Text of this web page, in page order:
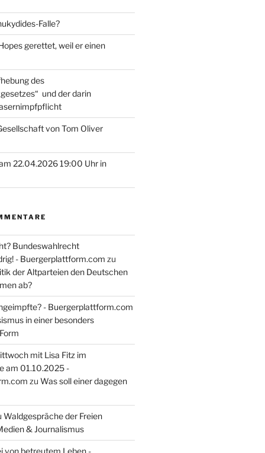
Falle?
gerettet, weil er einen
des
und der darin
von Tom Oliver
22.04.2026 19:00 Uhr in
Bundeswahlrecht
- Buergerplattform.com zu
der Altparteien den Deutschen
ab?
- Buergerplattform.com
in einer besonders
mit Lisa Fitz im
am 01.10.2025 -
zu Was soll einer dagegen
Waldgespräche der Freien
& Journalismus